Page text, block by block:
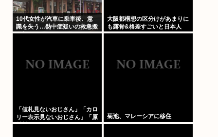
10代女性が汽車に乗車後、意
識を失う…熱中症疑いの救急搬
送相次ぐ 鳥取
大阪都構想の区分けがあまりに
も露骨&格差すごいと日本人
「値札見ないおじさん」「カロ
リー表示見ないおじさん」「原
材料見ないおじさん」まさかお
菊池、マレーシアに移住